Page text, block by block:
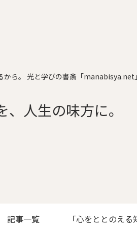
から。 光と学びの書斎「manabisya.net」
人生の味方に。
記事一覧 「心をととのえる